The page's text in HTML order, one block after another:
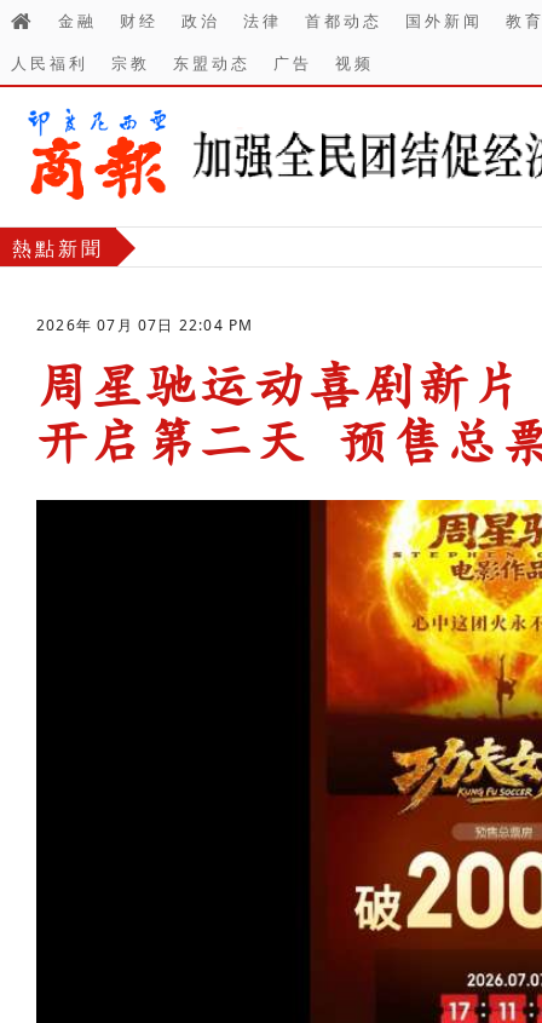
金融 财经 政治 法律 首都动态 国外新闻
教
人民福利
宗教 东盟动态 广告 视频
熱點新聞
2026年 07月 07日 22:04 PM
周星驰运动喜剧新
开启第二天 预售总